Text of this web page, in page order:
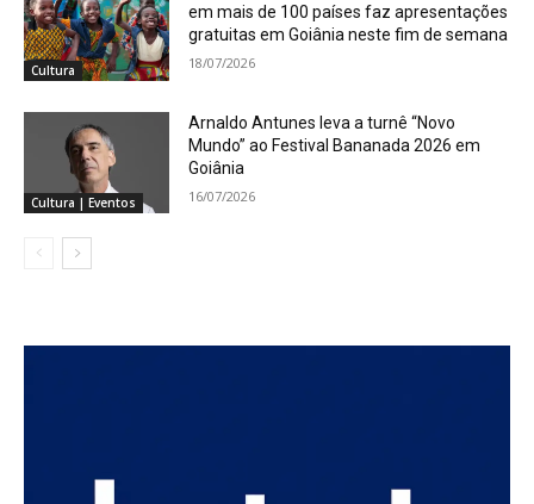
Cultura
em mais de 100 países faz apresentações
gratuitas em Goiânia neste fim de semana
18/07/2026
Cultura | Eventos
Arnaldo Antunes leva a turnê “Novo
Mundo” ao Festival Bananada 2026 em
Goiânia
16/07/2026